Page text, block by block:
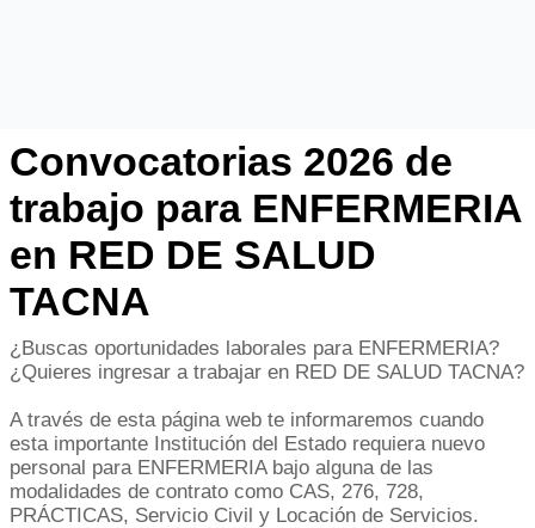
Convocatorias 2026 de
trabajo para ENFERMERIA
en RED DE SALUD
TACNA
¿Buscas oportunidades laborales para ENFERMERIA?
¿Quieres ingresar a trabajar en RED DE SALUD TACNA?
A través de esta página web te informaremos cuando
esta importante Institución del Estado requiera nuevo
personal para ENFERMERIA bajo alguna de las
modalidades de contrato como CAS, 276, 728,
PRÁCTICAS, Servicio Civil y Locación de Servicios.